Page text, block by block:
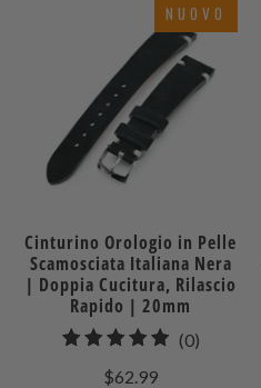
NUOVO
Cinturino Orologio in Pelle
Scamosciata Italiana Nera
| Doppia Cucitura, Rilascio
Rapido | 20mm
(0)0
$62.99